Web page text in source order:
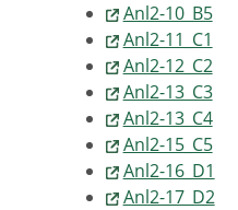
Anl2-10_B5
Anl2-11_C1
Anl2-12_C2
Anl2-13_C3
Anl2-13_C4
Anl2-15_C5
Anl2-16_D1
Anl2-17_D2